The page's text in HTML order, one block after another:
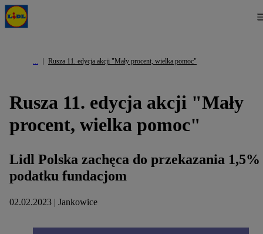
Rusza 11. edycja akcji "Mały procent, wielka pomoc"
Rusza 11. edycja akcji "Mały
procent, wielka pomoc"
Lidl Polska zachęca do przekazania 1,5%
podatku fundacjom
02.02.2023 | Jankowice